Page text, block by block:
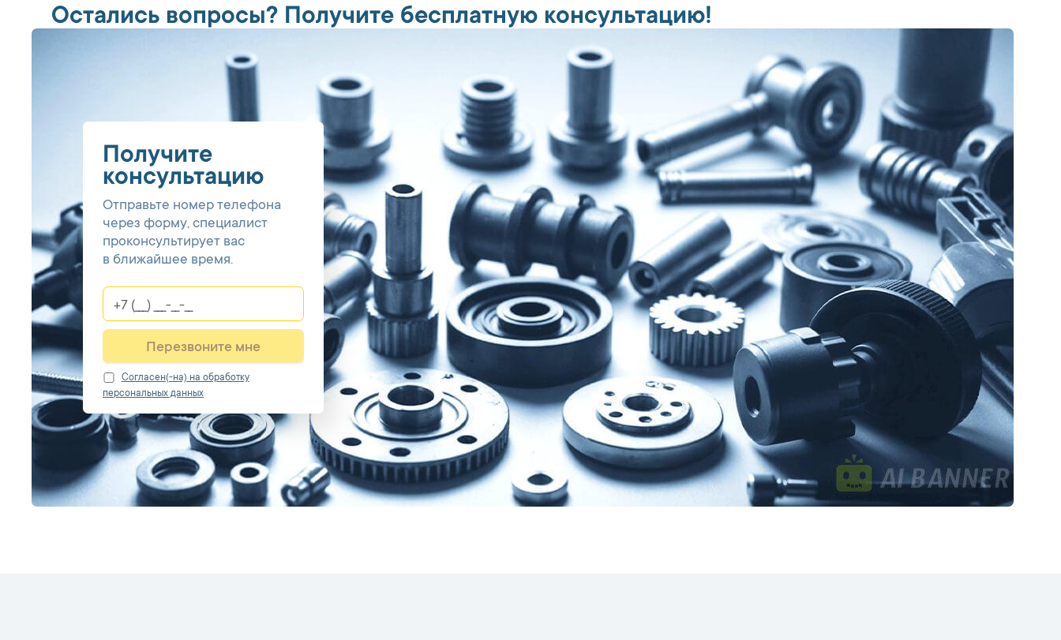
Остались вопросы? Получите бесплатную консультацию!
Получите
консультацию
Отправьте номер телефона
через форму, специалист
проконсультирует вас
в ближайшее время.
Перезвоните мне
Cогласен(-на) на обработку
персональных данных